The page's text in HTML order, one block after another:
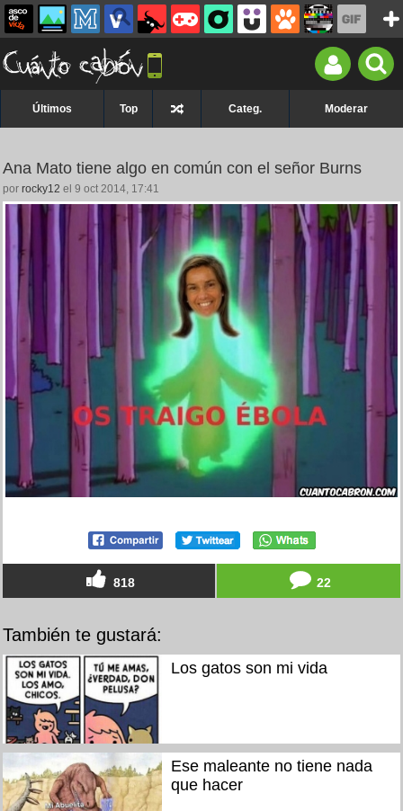
Últimos Top Categ. Moderar
Ana Mato tiene algo en común con el señor Burns
por rocky12 el 9 oct 2014, 17:41
818 22
También te gustará:
Los gatos son mi vida
Ese maleante no tiene nada
que hacer